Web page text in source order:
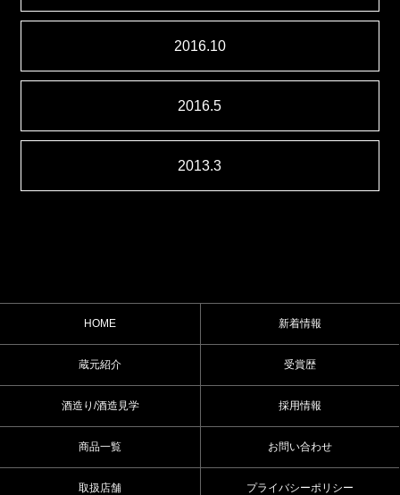
2016.10
2016.5
2013.3
HOME
蔵元紹介
酒造り/酒造見学
商品一覧
取扱店舗
新着情報
受賞歴
採用情報
お問い合わせ
プライバシーポリシー